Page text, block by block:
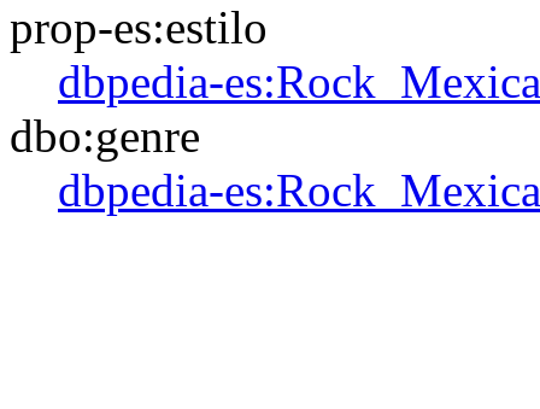
prop-es:estilo
dbpedia-
dbo:genre
dbpedia-